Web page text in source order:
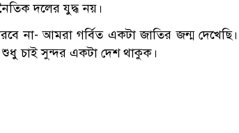
দলের যুদ্ধ নয়।
না- আমরা গর্বিত একটা জাতির জন্ম দেখেছি।
শুধু চাই সুন্দর একটা দেশ থাকুক।